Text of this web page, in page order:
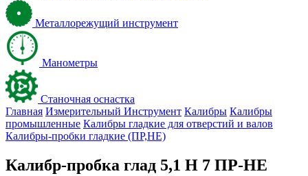
Металлорежущий инструмент
Манометры
Станочная оснастка
Главная Измерительный Инструмент Калибры Калибры
промышленные Калибры гладкие для отверстий и валов
Калибры-пробки гладкие (ПР,НЕ)
Калибр-пробка глад 5,1 H 7 ПР-НЕ